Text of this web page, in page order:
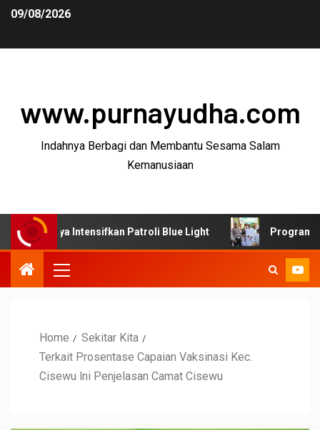
09/08/2026
www.purnayudha.com
Indahnya Berbagi dan Membantu Sesama Salam
Kemanusiaan
Intensifkan Patroli Blue Light Program SUJUD
Home
Sekitar Kita
Terkait Prosentase Capaian Vaksinasi Kec.
Cisewu lni Penjelasan Camat Cisewu